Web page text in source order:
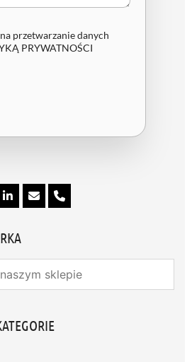
przetwarzanie danych
PRYWATNOŚCI